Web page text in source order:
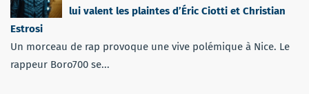
lui valent les plaintes d’Éric Ciotti et Christian
Estrosi
Un morceau de rap provoque une vive polémique à Nice. Le
rappeur Boro700 se...